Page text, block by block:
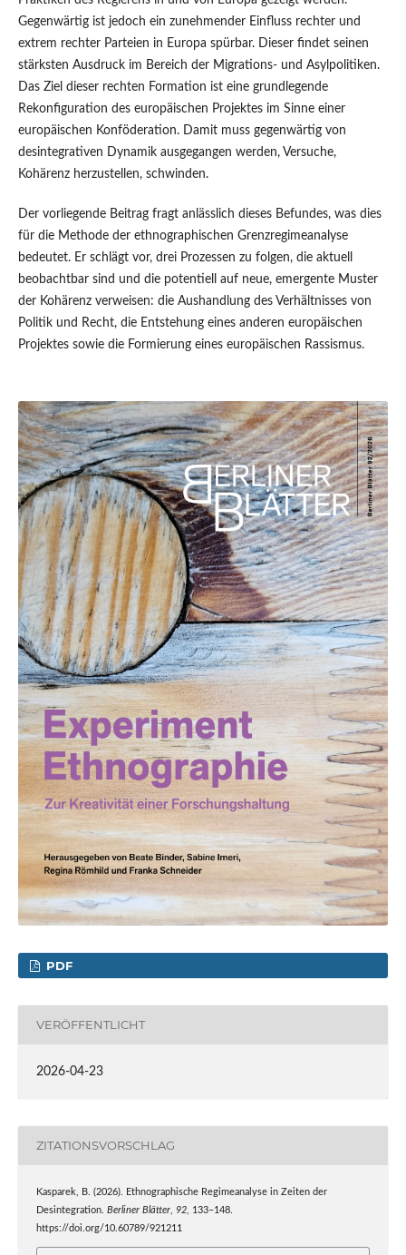
Gegenwärtig ist jedoch ein zunehmender Einfluss rechter und
extrem rechter Parteien in Europa spürbar. Dieser findet seinen
stärksten Ausdruck im Bereich der Migrations- und Asylpolitiken.
Das Ziel dieser rechten Formation ist eine grundlegende
Rekonfiguration des europäischen Projektes im Sinne einer
europäischen Konföderation. Damit muss gegenwärtig von
desintegrativen Dynamik ausgegangen werden, Versuche,
Kohärenz herzustellen, schwinden.
Der vorliegende Beitrag fragt anlässlich dieses Befundes, was dies
für die Methode der ethnographischen Grenzregimeanalyse
bedeutet. Er schlägt vor, drei Prozessen zu folgen, die aktuell
beobachtbar sind und die potentiell auf neue, emergente Muster
der Kohärenz verweisen: die Aushandlung des Verhältnisses von
Politik und Recht, die Entstehung eines anderen europäischen
Projektes sowie die Formierung eines europäischen Rassismus.
PDF
VERÖFFENTLICHT
2026-04-23
ZITATIONSVORSCHLAG
Kasparek, B. (2026). Ethnographische Regimeanalyse in Zeiten der
Desintegration. Berliner Blätter, 92, 133–148.
https://doi.org/10.60789/921211